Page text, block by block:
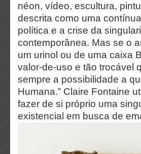
néon, vídeo, escultura,
descrita como uma
política e a crise da
contemporânea. Mas se o
um urinol ou de uma caixa
valor-de-uso e tão trocável
sempre a possibilidade a
Humana.” Claire Fontaine
fazer de si próprio uma
existencial em busca de